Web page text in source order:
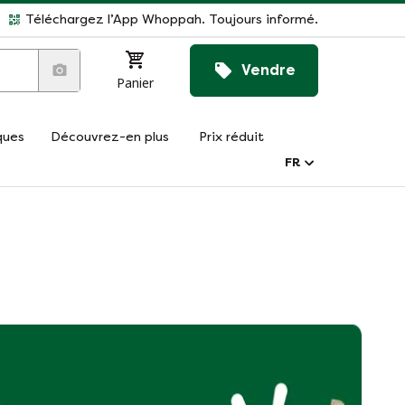
Téléchargez l’App Whoppah. Toujours informé.
Panier
Vendre
Découvrez-en plus
Prix réduit
FR